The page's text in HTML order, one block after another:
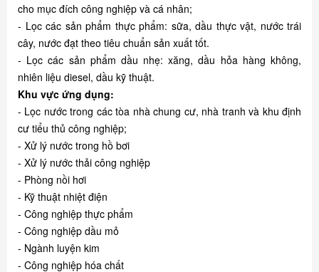
cho mục đích công nghiệp và cá nhân;
- Lọc các sản phẩm thực phẩm: sữa, dầu thực vật, nước trái
cây, nước đạt theo tiêu chuẩn sản xuất tốt.
- Lọc các sản phẩm dầu nhẹ: xăng, dầu hỏa hàng không,
nhiên liệu diesel, dầu kỹ thuật.
Khu vực ứng dụng:
- Lọc nước trong các tòa nhà chung cư, nhà tranh và khu định
cư tiểu thủ công nghiệp;
- Xử lý nước trong hồ bơi
- Xử lý nước thải công nghiệp
- Phòng nồi hơi
- Kỹ thuật nhiệt điện
- Công nghiệp thực phẩm
- Công nghiệp dầu mỏ
- Ngành luyện kim
- Công nghiệp hóa chất